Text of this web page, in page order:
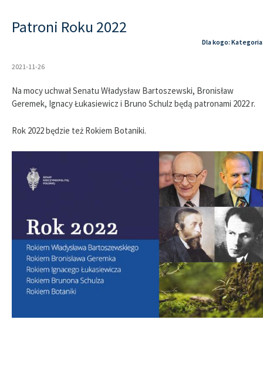
Patroni Roku 2022
Dla kogo:
2021-11-26
Na mocy uchwał Senatu Władysław Bartoszewski, Bronisław
Geremek, Ignacy Łukasiewicz i Bruno Schulz będą patronami 2022 r.
Rok 2022 będzie też Rokiem Botaniki.